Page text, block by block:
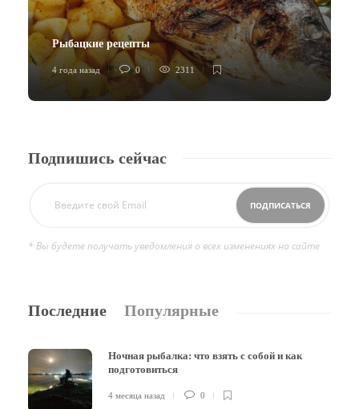
Рыбацкие рецепты
4 года назад 0 2311
Подпишись сейчас
* Вы будете получать уведомления о всех изменениях на сайте
Последние Популярные
Ночная рыбалка: что взять с собой и как
подготовиться
4 месяца назад 0